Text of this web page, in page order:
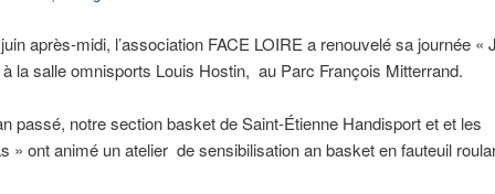
après-midi, l’association FACE LOIRE a renouvelé sa journée «
la salle omnisports Louis Hostin, au Parc François Mitterrand.
passé, notre section basket de Saint-Étienne Handisport et et les
» ont animé un atelier de sensibilisation an basket en fauteuil